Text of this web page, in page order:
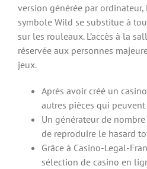
version générée par ordinateur,
symbole Wild se substitue à
sur les rouleaux. L’accès à la
réservée aux personnes
jeux.
Après avoir créé un
autres pièces qui
Un générateur de
de reproduire le hasard
Grâce à Casino-Legal-
sélection de casino en